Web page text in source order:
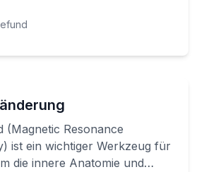
wichtige Ursache für Mage...
(Magnetic Resonance
ist ein wichtiger Werkzeug für
die innere Anatomie und